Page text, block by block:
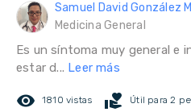
Samuel David González
Medicina General
Es un síntoma muy general e
estar d... Leer más
remove_red_eye 1810 vistas volunteer_activism Útil para 2